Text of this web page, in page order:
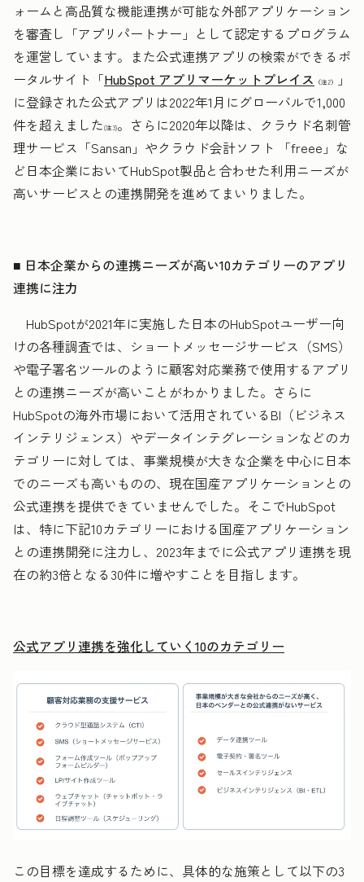
ォームと高品質な機能連携が可能な外部アプリケーション
を審査し「アプリパートナー」として認定するプログラム
を運営しています。また公式連携アプリの検索ができるポ
ータルサイト「HubSpot アプリマーケットプレイス （注2）
」
に登録された公式アプリは2022年1月にグローバルで1,000
件を超えました(注3)。さらに2020年以降は、クラウド名刺管
理サービス「Sansan」やクラウド会計ソフト 「freee」な
ど日本企業においてHubSpot製品と合わせた利用ニーズが
高いサービスとの連携開発を進めてまいりました。
■ 日本企業からの連携ニーズが高い10カテゴリーのアプリ
連携に注力
HubSpotが2021年に実施した日本のHubSpotユーザー向
けの各種調査では、ショートメッセージサービス（SMS）
や電子署名ツールのように顧客対応業務で使用するアプリ
との連携ニーズが高いことがわかりました。さらに
HubSpotの海外市場において活用されているBI（ビジネス
インテリジェンス）やデータインテグレーションなどのカ
テゴリーに対しては、事業規模が大きな企業を中心に日本
でのニーズも高いものの、現在国産アプリケーションとの
公式連携を提供できていませんでした。そこでHubSpot
は、特に下記10カテゴリーにおける国産アプリケーション
との連携開発に注力し、2023年までに公式アプリ連携を現
在の約3倍となる30件に増やすことを目指します。
公式アプリ連携を強化していく10のカテゴリー
この目標を達成するために、具体的な施策として以下の3